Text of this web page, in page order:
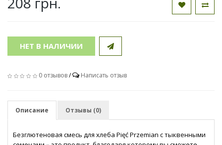
НЕТ В НАЛИЧИИ
0 отзывов/ Написать отзыв
Описание Отзывы (0)
Безглютеновая смесь для хлеба Pięć Przemian с тыквенными